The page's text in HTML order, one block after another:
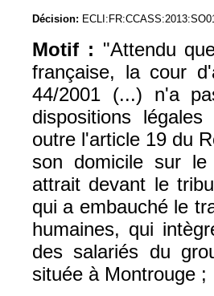
Décision:
Motif : "Attendu
française, la cour
44/2001 (...) n'a
dispositions
outre l'article 19 du
son domicile sur
attrait devant le
qui a embauché le
humaines, qui
des salariés du
située à Montrouge ;